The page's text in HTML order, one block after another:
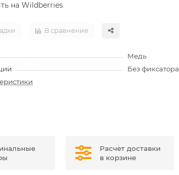
на Wildberries
В сравнение
Медь
Без фиксатора
Расчет доставки
в корзине